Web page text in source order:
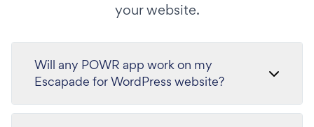
your website.
Will any POWR app work on my
Escapade for WordPress website?